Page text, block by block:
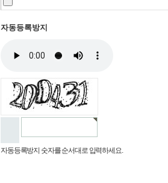
자동등록방지
자동등록방지 숫자를 순서대로 입력하세요.